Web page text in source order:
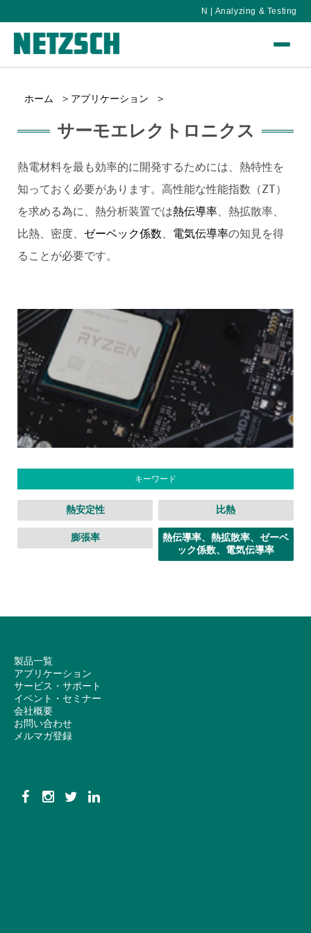
N | Analyzing & Testing
ホーム アプリケーション
サーモエレクトロニクス
熱電材料を最も効率的に開発するためには、熱特性を
知っておく必要があります。高性能な性能指数（ZT）
を求める為に、熱分析装置では熱伝導率、熱拡散率、
比熱、密度、 ゼーベック係数、 電気伝導率の知見を得
ることが必要です。
キーワード
熱安定性 比熱
膨張率
熱伝導率、熱拡散率、ゼーベ
ック係数、電気伝導率
製品一覧
アプリケーション
サービス・サポート
イベント・セミナー
会社概要
お問い合わせ
メルマガ登録